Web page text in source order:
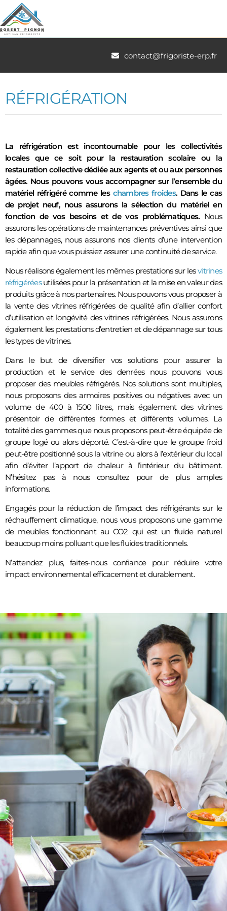
contact@frigoriste-erp.fr
RÉFRIGÉRATION
La réfrigération est incontournable pour les collectivités
locales que ce soit pour la restauration scolaire ou la
restauration collective dédiée aux agents et ou aux personnes
âgées. Nous pouvons vous accompagner sur l’ensemble du
matériel réfrigéré comme les chambres froides. Dans le cas
de projet neuf, nous assurons la sélection du matériel en
fonction de vos besoins et de vos problématiques. Nous
assurons les opérations de maintenances préventives ainsi que
les dépannages, nous assurons nos clients d’une intervention
rapide afin que vous puissiez assurer une continuité de service.
Nous réalisons également les mêmes prestations sur lesvitrines
réfrigéréesutilisées pour la présentation et la mise en valeur des
produits grâce à nos partenaires. Nous pouvons vous proposer à
la vente des vitrines réfrigérées de qualité afin d’allier confort
d’utilisation et longévité des vitrines réfrigérées. Nous assurons
également les prestations d’entretien et de dépannage sur tous
les types de vitrines.
Dans le but de diversifier vos solutions pour assurer la
production et le service des denrées nous pouvons vous
proposer des meubles réfrigérés. Nos solutions sont multiples,
nous proposons des armoires positives ou négatives avec un
volume de 400 à 1500 litres, mais également des vitrines
présentoir de différentes formes et différents volumes. La
totalité des gammes que nous proposons peut-être équipée de
groupe logé ou alors déporté. C’est-à-dire que le groupe froid
peut-être positionné sous la vitrine ou alors à l’extérieur du local
afin d’éviter l’apport de chaleur à l’intérieur du bâtiment.
N’hésitez pas à nous consultez pour de plus amples
informations.
Engagés pour la réduction de l’impact des réfrigérants sur le
réchauffement climatique, nous vous proposons une gamme
de meubles fonctionnant au CO2 qui est un fluide naturel
beaucoup moins polluant que les fluides traditionnels.
N’attendez plus, faites-nous confiance pour réduire votre
impact environnemental efficacement et durablement.